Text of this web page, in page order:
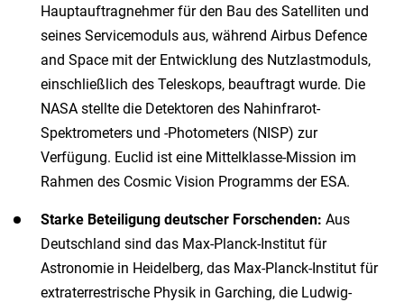
Hauptauftragnehmer für den Bau des Satelliten und
seines Servicemoduls aus, während Airbus Defence
and Space mit der Entwicklung des Nutzlastmoduls,
einschließlich des Teleskops, beauftragt wurde. Die
NASA stellte die Detektoren des Nahinfrarot-
Spektrometers und -Photometers (NISP) zur
Verfügung. Euclid ist eine Mittelklasse-Mission im
Rahmen des Cosmic Vision Programms der ESA.
Starke Beteiligung deutscher Forschenden: Aus
Deutschland sind das Max-Planck-Institut für
Astronomie in Heidelberg, das Max-Planck-Institut für
extraterrestrische Physik in Garching, die Ludwig-